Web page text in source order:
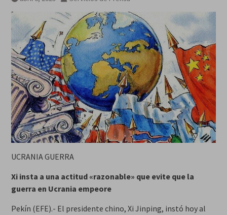
UCRANIA GUERRA
Xi insta a una actitud «razonable» que evite que la
guerra en Ucrania empeore
Pekín (EFE).- El presidente chino, Xi Jinping, instó hoy al